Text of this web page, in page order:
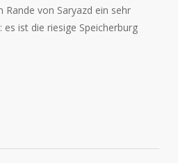
von Saryazd ein sehr
ist die riesige Speicherburg